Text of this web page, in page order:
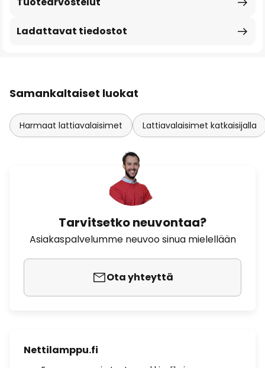
Ladattavat tiedostot
Samankaltaiset luokat
Harmaat lattiavalaisimet Lattiavalaisimet katkaisijalla
Tarvitsetko neuvontaa?
Asiakaspalvelumme neuvoo sinua mielellään
Ota yhteyttä
Nettilamppu.fi